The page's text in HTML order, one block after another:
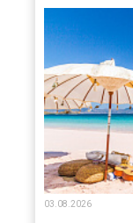
03.08.2026